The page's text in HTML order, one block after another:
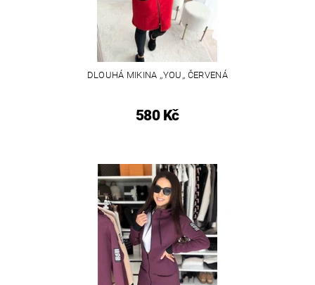
DLOUHÁ MIKINA ,,YOU,, ČERVENÁ
580 Kč